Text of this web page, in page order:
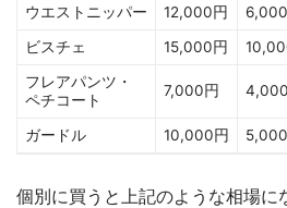
ウエストニッパー
12,000円
ビスチェ
15,000円
フレアパンツ・
ペチコート
7,000円
ガードル 10,000円
個別に買うと上記のような相場に